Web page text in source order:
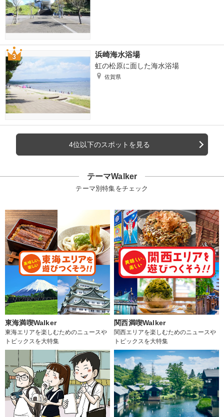
浜崎海水浴場
虹の松原に面した海水浴場
佐賀県
4位以下のスポットを見る
テーマWalker
テーマ別特集をチェック
東海満喫Walker
東海エリアを楽しむためのニュースや
トピックスを大特集
関西満喫Walker
関西エリアを楽しむためのニュースや
トピックスを大特集